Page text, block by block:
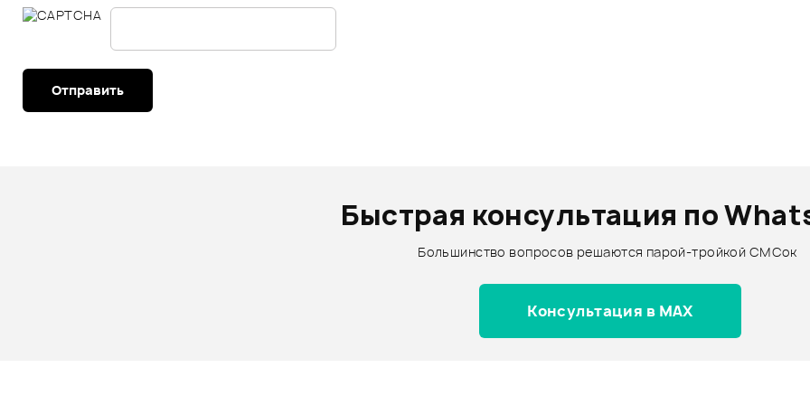
Отправить
Быстрая консультация по
Большинство вопросов решаются парой-тройкой СМСок
Консультация в MAX